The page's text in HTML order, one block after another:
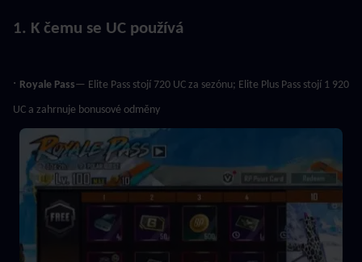
1. K čemu se UC používá
· Royale Pass— Elite Pass stojí 720 UC za sezónu; Elite Plus Pass stojí 1 920
UC a zahrnuje bonusové odměny